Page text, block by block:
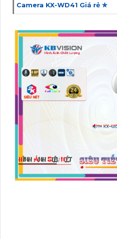
Camera KX-WD41 Giá rẻ ✮